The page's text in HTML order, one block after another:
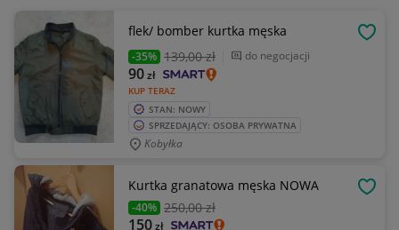
flek/ bomber kurtka męska
-35% 139,00 zł do negocjacji
KUP TERAZ
90zł
STAN: NOWY
SPRZEDAJĄCY: OSOBA PRYWATNA
Kobyłka
Kurtka granatowa męska NOWA
-40% 250,00 zł
150zł